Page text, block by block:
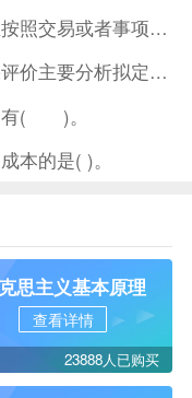
我国《企业会计准则》规定，企业按照交易或者事项的经济特征确定
对于非经营性技术方案，经济效果评价主要分析拟定方案的( )。
有( )。
本的是( )。
思主义基本原理
查看详情
23888人已购买